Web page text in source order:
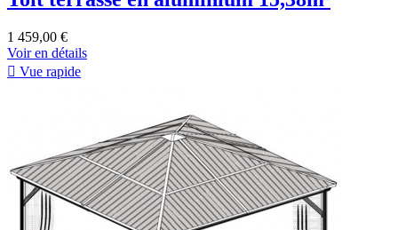
1 459,00 €
Voir en détails
 Vue rapide